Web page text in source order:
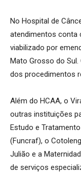
No Hospital de
atendimentos conta
viabilizado por
Mato Grosso do
dos procedimentos
Além do HCAA, o
outras instituições
Estudo e
(Funcraf), o
Julião e a
de serviços